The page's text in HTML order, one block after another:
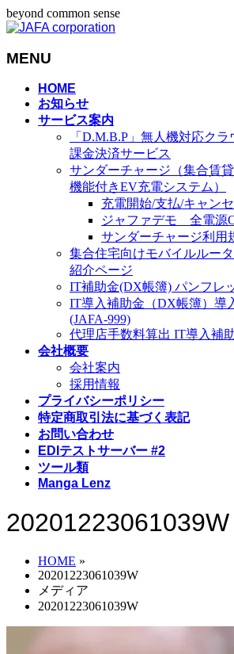
beyond common sense
MENU
HOME
お知らせ
サービス案内
「D.M.B.P」無人機対応ク
課金決済サービス
サンダーチャージ（集合賃
機能付きEV充電システム）
充電開始/支払/キャン
ジャファデモ 全電源
サンダーチャージ利用
集合住宅向けモバイルルー
紹介ページ
IT補助金(DX帳簿) パンフレ
IT導入補助金（DX帳簿）
(JAFA-999)
代理店手数料算出 IT導入補
会社概要
会社案内
採用情報
プライバシーポリシー
特定商取引法に基づく表記
お問い合わせ
EDIテストサーバー #2
ツール類
Manga Lenz
20201223061039W
HOME »
20201223061039W
メディア
20201223061039W